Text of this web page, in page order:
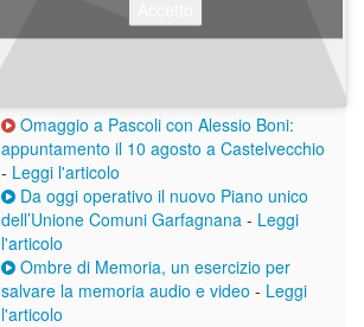
Omaggio a Pascoli con Alessio Boni:
appuntamento il 10 agosto a Castelvecchio
- Leggi l'articolo
Da oggi operativo il nuovo Piano unico
dell’Unione Comuni Garfagnana - Leggi
l'articolo
Ombre di Memoria, un esercizio per
salvare la memoria audio e video - Leggi
l'articolo